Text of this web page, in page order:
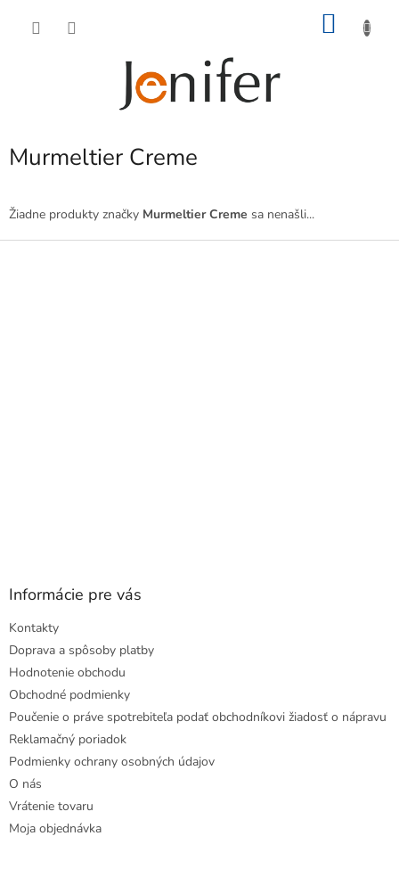
Murmeltier Creme
Žiadne produkty značky Murmeltier Creme sa nenašli...
Z
Informácie pre vás
Kontakty
Doprava a spôsoby platby
Hodnotenie obchodu
Obchodné podmienky
Poučenie o práve spotrebiteľa podať obchodníkovi žiadosť o nápravu
Reklamačný poriadok
Podmienky ochrany osobných údajov
O nás
Vrátenie tovaru
Moja objednávka